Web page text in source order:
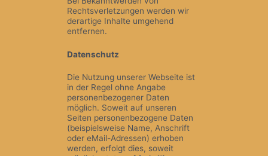
Rechtsverletzungen werden wir
derartige Inhalte umgehend
entfernen.
Datenschutz
Die Nutzung unserer Webseite ist
in der Regel ohne Angabe
personenbezogener Daten
möglich. Soweit auf unseren
Seiten personenbezogene Daten
(beispielsweise Name, Anschrift
oder eMail-Adressen) erhoben
werden, erfolgt dies, soweit